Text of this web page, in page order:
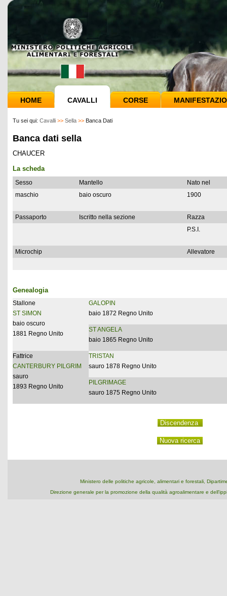
HOME CAVALLI CORSE
Tu sei qui: Cavalli >> Sella >> Banca Dati
Banca dati sella
CHAUCER
La scheda
Sesso Mantello
Nato nel
maschio
baio oscuro 1900
Passaporto Iscritto nella sezione
Razza
P.S.I.
Microchip Allevatore
Genealogia
Stallone
ST SIMON
baio oscuro
1881 Regno Unito
GALOPIN
baio 1872 Regno Unito
ST ANGELA
baio 1865 Regno Unito
Fattrice
CANTERBURY PILGRIM
sauro
1893 Regno Unito
TRISTAN
sauro 1878 Regno Unito
PILGRIMAGE
sauro 1875 Regno Unito
Ministero delle politiche agricole, alimentari e forestali,
Direzione generale per la promozione della qualità agroalimentare e